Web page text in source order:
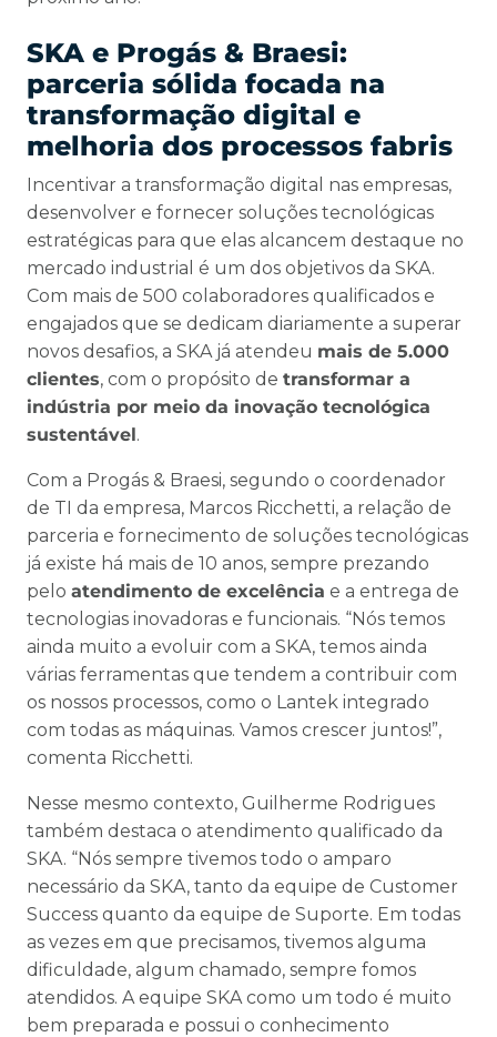
SKA e Progás & Braesi:
parceria sólida focada na
transformação digital e
melhoria dos processos fabris
Incentivar a transformação digital nas empresas,
desenvolver e fornecer soluções tecnológicas
estratégicas para que elas alcancem destaque no
mercado industrial é um dos objetivos da SKA.
Com mais de 500 colaboradores qualificados e
engajados que se dedicam diariamente a superar
novos desafios, a SKA já atendeu mais de 5.000
clientes, com o propósito de transformar a
indústria por meio da inovação tecnológica
sustentável.
Com a Progás & Braesi, segundo o coordenador
de TI da empresa, Marcos Ricchetti, a relação de
parceria e fornecimento de soluções tecnológicas
já existe há mais de 10 anos, sempre prezando
pelo atendimento de excelência e a entrega de
tecnologias inovadoras e funcionais. “Nós temos
ainda muito a evoluir com a SKA, temos ainda
várias ferramentas que tendem a contribuir com
os nossos processos, como o Lantek integrado
com todas as máquinas. Vamos crescer juntos!”,
comenta Ricchetti.
Nesse mesmo contexto, Guilherme Rodrigues
também destaca o atendimento qualificado da
SKA. “Nós sempre tivemos todo o amparo
necessário da SKA, tanto da equipe de Customer
Success quanto da equipe de Suporte. Em todas
as vezes em que precisamos, tivemos alguma
dificuldade, algum chamado, sempre fomos
atendidos. A equipe SKA como um todo é muito
bem preparada e possui o conhecimento